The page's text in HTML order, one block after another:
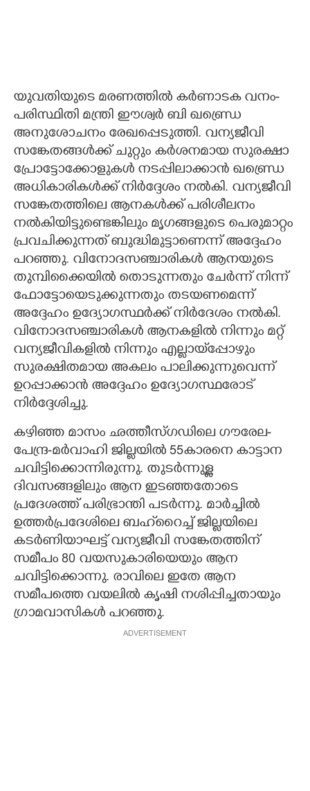
യുവതിയുടെ മരണത്തിൽ കർണാടക വനം-
പരിസ്ഥിതി മന്ത്രി ഈശ്വർ ബി ഖണ്ഡ്രെ
അനുശോചനം രേഖപ്പെടുത്തി. വന്യജീവി
സങ്കേതങ്ങൾക്ക് ചുറ്റും കർശനമായ സുരക്ഷാ
പ്രോട്ടോക്കോളുകൾ നടപ്പിലാക്കാൻ ഖണ്ഡ്രെ
അധികാരികൾക്ക് നിർദ്ദേശം നൽകി. വന്യജീവി
സങ്കേതത്തിലെ ആനകൾക്ക് പരിശീലനം
നൽകിയിട്ടുണ്ടെങ്കിലും മൃഗങ്ങളുടെ പെരുമാറ്റം
പ്രവചിക്കുന്നത് ബുദ്ധിമുട്ടാണെന്ന് അദ്ദേഹം
പറഞ്ഞു. വിനോദസഞ്ചാരികൾ ആനയുടെ
തുമ്പിക്കൈയിൽ തൊടുന്നതും ചേർന്ന് നിന്ന്
ഫോട്ടോയെടുക്കുന്നതും തടയണമെന്ന്
അദ്ദേഹം ഉദ്യോഗസ്ഥർക്ക് നിർദേശം നൽകി.
വിനോദസഞ്ചാരികൾ ആനകളിൽ നിന്നും മറ്റ്
വന്യജീവികളിൽ നിന്നും എല്ലായ്‌പ്പോഴും
സുരക്ഷിതമായ അകലം പാലിക്കുന്നുവെന്ന്
ഉറപ്പാക്കാൻ അദ്ദേഹം ഉദ്യോഗസ്ഥരോട്
നിർദ്ദേശിച്ചു.
കഴിഞ്ഞ മാസം ഛത്തീസ്ഗഡിലെ ഗൗരേല-
പേന്ദ്ര-മർവാഹി ജില്ലയിൽ 55കാരനെ കാട്ടാന
ചവിട്ടിക്കൊന്നിരുന്നു. തുടർന്നുള്ള
ദിവസങ്ങളിലും ആന ഇടഞ്ഞതോടെ
പ്രദേശത്ത് പരിഭ്രാന്തി പടർന്നു. മാർച്ചിൽ
ഉത്തർപ്രദേശിലെ ബഹ്‌റൈച്ച് ജില്ലയിലെ
കടർണിയാഘട്ട് വന്യജീവി സങ്കേതത്തിന്
സമീപം 80 വയസുകാരിയെയും ആന
ചവിട്ടിക്കൊന്നു. രാവിലെ ഇതേ ആന
സമീപത്തെ വയലിൽ കൃഷി നശിപ്പിച്ചതായും
ഗ്രാമവാസികൾ പറഞ്ഞു.
ADVERTISEMENT